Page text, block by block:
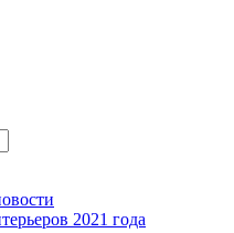
2021 года